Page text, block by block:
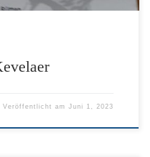
Veröffentlicht amJuni 1, 2023